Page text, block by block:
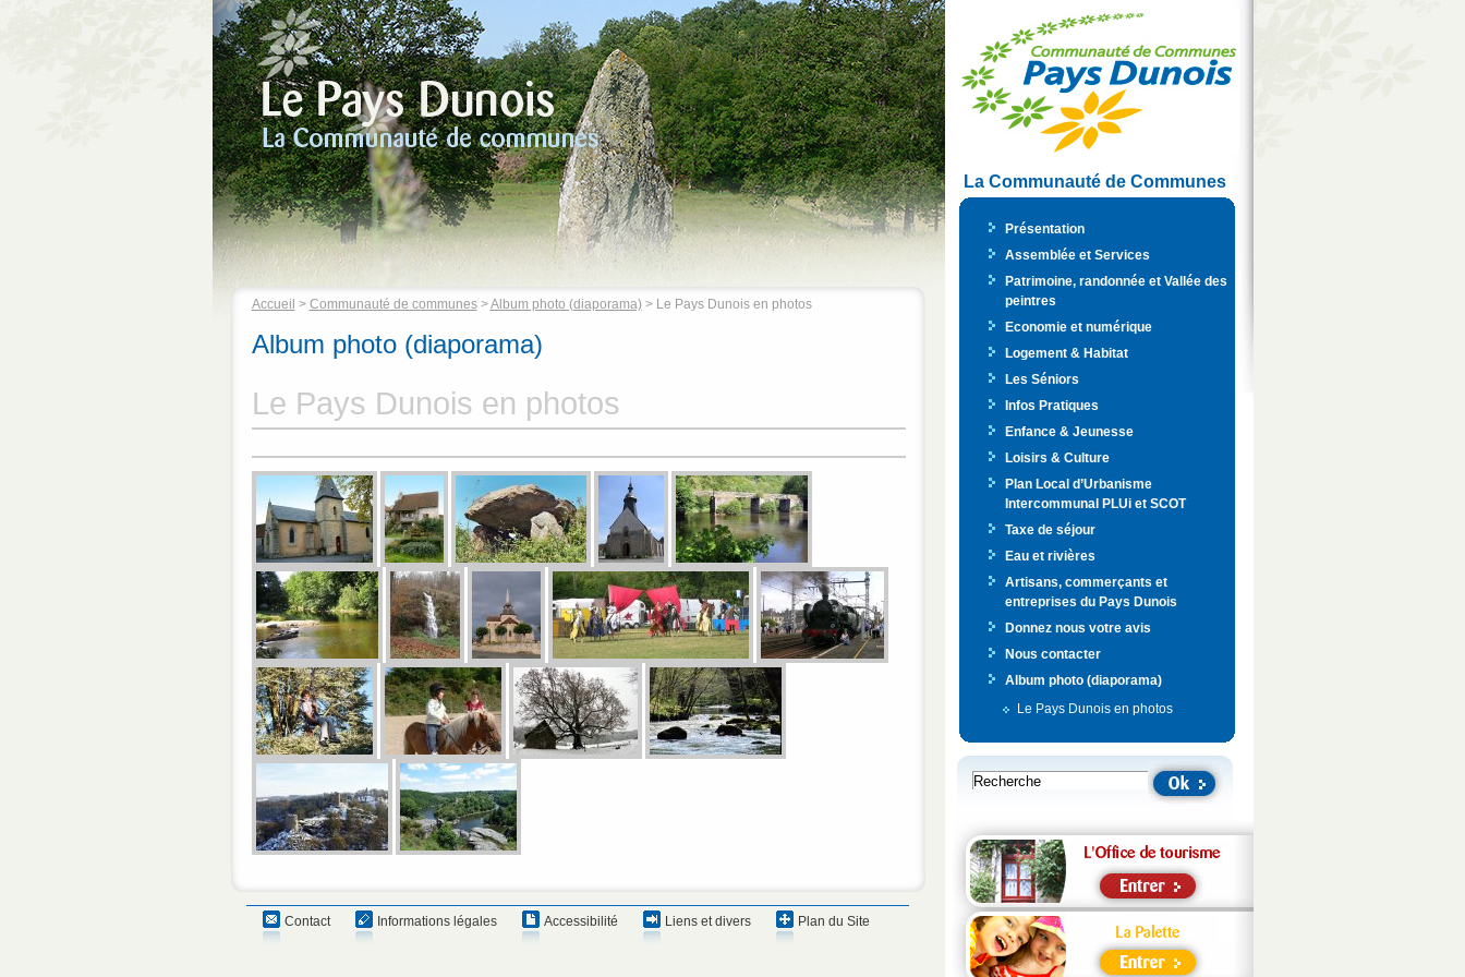
Accueil > Communauté de communes>Album photo (diaporama) > Le Pays Dunois en photos
Album photo (diaporama)
Le Pays Dunois en photos
Contact Informations légales Accessibilité Liens et divers Plan du Site
La Communauté de Communes
Présentation
Assemblée et Services
Patrimoine, randonnée et Vallée des
peintres
Economie et numérique
Logement & Habitat
Les Séniors
Infos Pratiques
Enfance & Jeunesse
Loisirs & Culture
Plan Local d’Urbanisme
Intercommunal PLUi et SCOT
Taxe de séjour
Eau et rivières
Artisans, commerçants et
entreprises du Pays Dunois
Donnez nous votre avis
Nous contacter
Album photo (diaporama)
Le Pays Dunois en photos